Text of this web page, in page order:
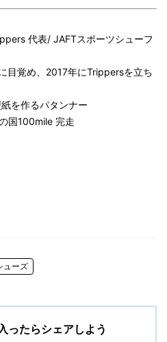
代表/ JAFTスポーツシューフ
目覚め、2017年にTrippersを立ち
を作るパタンナー
国100mile 完走
ューズ
ったらシェアしよう